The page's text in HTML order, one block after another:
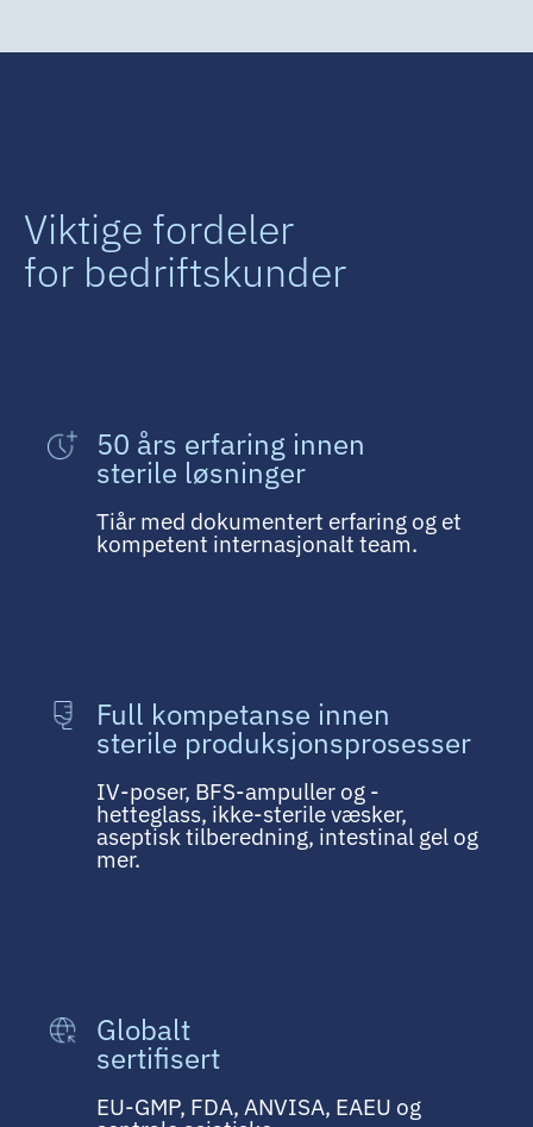
Viktige fordeler
for bedriftskunder
50 års erfaring innen
sterile løsninger
Tiår med dokumentert erfaring og et
kompetent internasjonalt team.
Full kompetanse innen
sterile produksjonsprosesser
IV-poser, BFS-ampuller og -
hetteglass, ikke-sterile væsker,
aseptisk tilberedning, intestinal gel og
mer.
Globalt
sertifisert
EU-GMP, FDA, ANVISA, EAEU og